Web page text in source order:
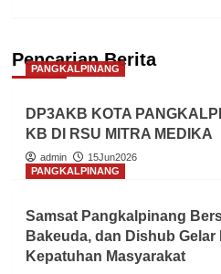
Pencarian Berita
PANGKALPINANG
DP3AKB KOTA
KB DI RSU MITRA MEDIKA
admin
15Jun2026
PANGKALPINANG
Samsat Pangkalpinang
Bakeuda, dan Dishub
Kepatuhan Masyarakat